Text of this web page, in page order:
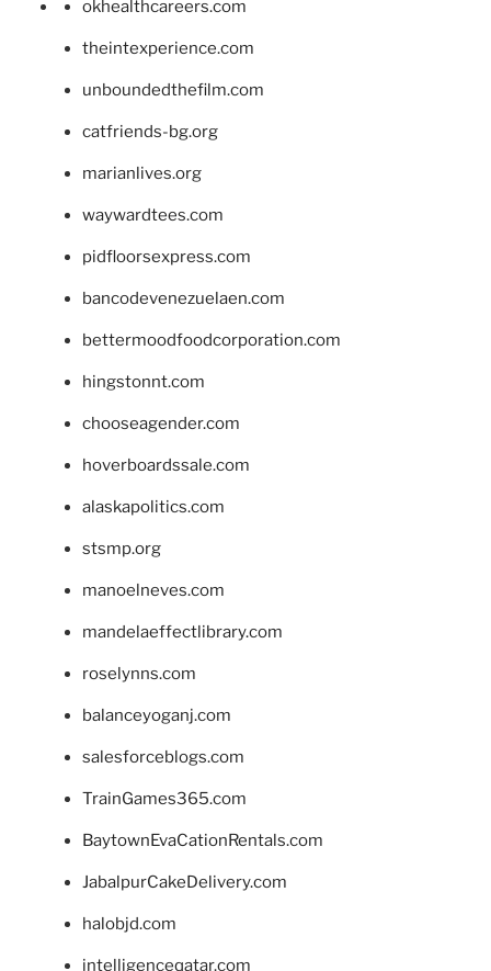
okhealthcareers.com
theintexperience.com
unboundedthefilm.com
catfriends-bg.org
marianlives.org
waywardtees.com
pidfloorsexpress.com
bancodevenezuelaen.com
bettermoodfoodcorporation.com
hingstonnt.com
chooseagender.com
hoverboardssale.com
alaskapolitics.com
stsmp.org
manoelneves.com
mandelaeffectlibrary.com
roselynns.com
balanceyoganj.com
salesforceblogs.com
TrainGames365.com
BaytownEvaCationRentals.com
JabalpurCakeDelivery.com
halobjd.com
intelligenceqatar.com